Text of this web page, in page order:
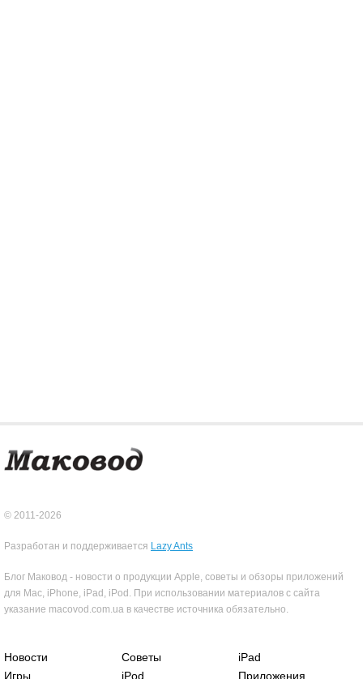
© 2011-2026
Разработан и поддерживается Lazy Ants
Блог Маковод - новости о продукции Apple, советы и обзоры приложений
для Mac, iPhone, iPad, iPod. При использовании материалов с сайта
указание macovod.com.ua в качестве источника обязательно.
Новости Советы
iPad
Игры
iPod Приложения